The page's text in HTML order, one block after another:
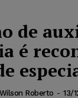
de
é
Wilson Roberto - 13/